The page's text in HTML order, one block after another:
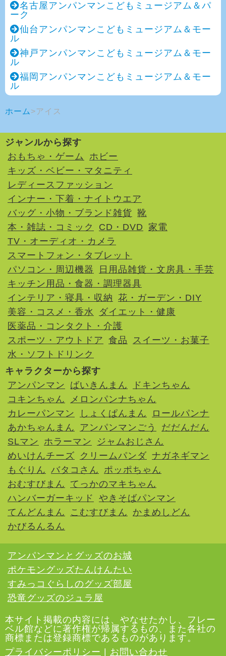
名古屋アンパンマンこどもミュージアム＆パ
ーク
仙台アンパンマンこどもミュージアム＆モー
ル
神戸アンパンマンこどもミュージアム＆モー
ル
福岡アンパンマンこどもミュージアム＆モー
ル
ホーム アイス
ジャンルから探す
おもちゃ・ゲーム
ホビー
キッズ・ベビー・マタニティ
レディースファッション
インナー・下着・ナイトウエア
バッグ・小物・ブランド雑貨 靴
本・雑誌・コミック
CD・DVD
家電
TV・オーディオ・カメラ
スマートフォン・タブレット
パソコン・周辺機器
日用品雑貨・文房具・手芸
キッチン用品・食器・調理器具
インテリア・寝具・収納 花・ガーデン・DIY
美容・コスメ・香水
ダイエット・健康
医薬品・コンタクト・介護
スポーツ・アウトドア 食品
スイーツ・お菓子
水・ソフトドリンク
キャラクターから探す
アンパンマン
ばいきんまん
ドキンちゃん
コキンちゃん
メロンパンナちゃん
カレーパンマン
しょくぱんまん
ロールパンナ
あかちゃんまん
アンパンマンごう
だだんだん
SLマン
ホラーマン
ジャムおじさん
めいけんチーズ
クリームパンダ ナガネギマン
もぐりん バタコさん
ポッポちゃん
おむすびまん
てっかのマキちゃん
ハンバーガーキッド
やきそばパンマン
てんどんまん
こむすびまん
かまめしどん
かびるんるん
アンパンマンとグッズのお城
ポケモングッズたんけんたい
すみっコぐらしのグッズ部屋
恐竜グッズのジュラ屋
本サイト掲載の内容には、やなせたかし、フレー
ベル館などに著作権が帰属するもの、また各社の
商標または登録商標であるものがあります。
プライバシーポリシー
お問い合わせ